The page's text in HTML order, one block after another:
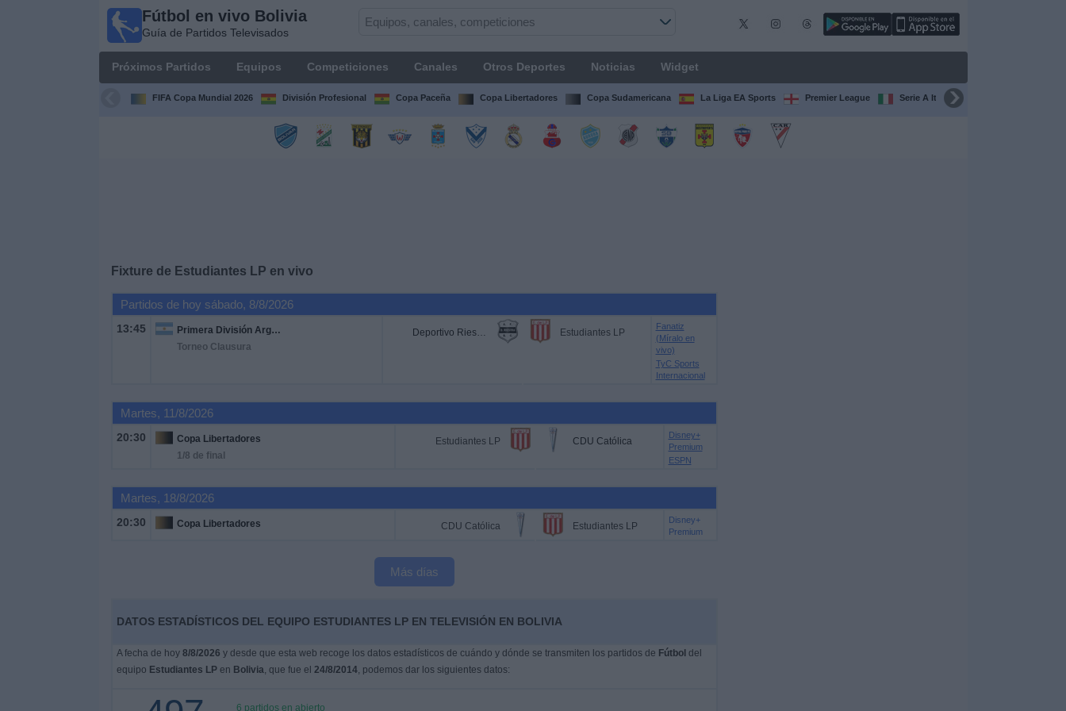
Fútbol en vivo Bolivia
Guía de Partidos Televisados
Próximos Partidos Equipos Competiciones Canales Otros Deportes Noticias Widget
FIFA Copa Mundial 2026 División Profesional Copa Paceña Copa Libertadores Copa Sudamericana La Liga EA Sports Premier League Serie A Italiana
Fixture de Estudiantes LP en vivo
Partidos de hoy sábado, 8/8/2026
13:45
Primera División Argentina
Torneo Clausura
Deportivo Riestra Estudiantes LP
Fanatiz
(Míralo en
vivo)
TyC Sports
Internacional
Martes, 11/8/2026
20:30
Copa Libertadores
1/8 de final
Estudiantes LP CDU Católica
Disney+
Premium
ESPN
Martes, 18/8/2026
20:30 Copa Libertadores CDU Católica Estudiantes LP
Disney+
Premium
Más días
DATOS ESTADÍSTICOS DEL EQUIPO ESTUDIANTES LP EN TELEVISIÓN EN BOLIVIA
A fecha de hoy 8/8/2026 y desde que esta web recoge los datos estadísticos de cuándo y dónde se transmiten los partidos de Fútbol del
equipo Estudiantes LPen Bolivia, que fue el 24/8/2014, podemos dar los siguientes datos:
6 partidos en abierto